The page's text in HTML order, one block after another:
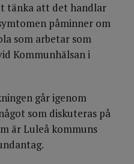
tänka att det handlar
påminner om
som arbetar som
Kommunhälsan i
går igenom
som diskuteras på
är Luleå kommuns